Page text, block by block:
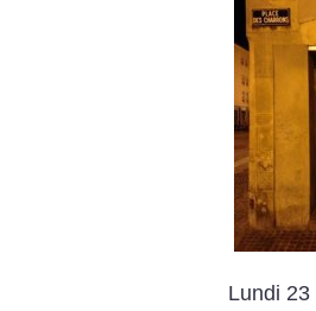
Lundi 23